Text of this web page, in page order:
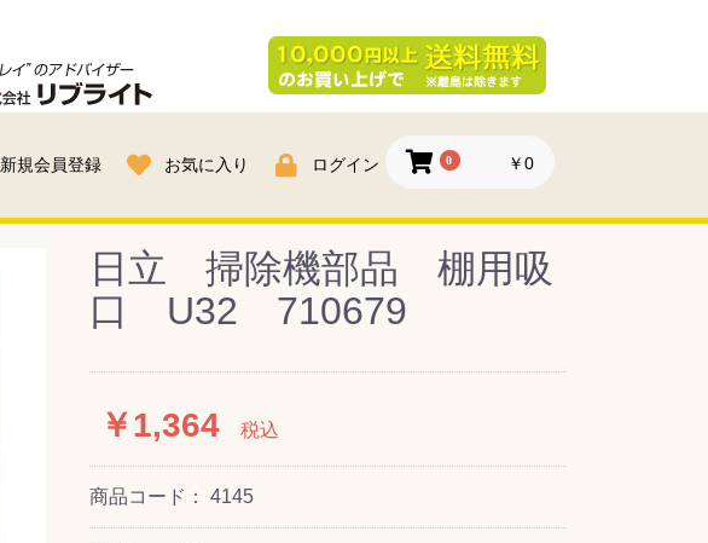
新規会員登録 お気に入り ログイン 0 ￥0
日立 掃除機部品 棚用吸
口 U32 710679
￥1,364 税込
商品コード： 4145